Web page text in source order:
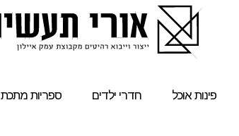
פינות אוכל חדרי ילדים ספריות מתכת